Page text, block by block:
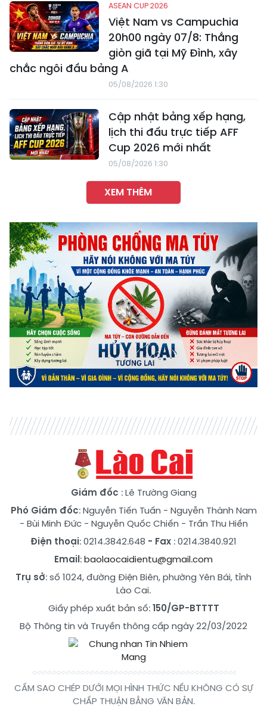
ASEAN CUP 2026
Việt Nam vs Campuchia
20h00 ngày 07/8: Thắng
giòn giã tại Mỹ Đình, xây
chắc ngôi đầu bảng A
05/08/2026 1:30
Cập nhật bảng xếp hạng,
lịch thi đấu trực tiếp AFF
Cup 2026 mới nhất
05/08/2026 1:30
XEM THÊM
Giám đốc : Lê Trường Giang
Phó Giám đốc:Nguyễn Tiến Tuấn - Nguyễn Thành Nam
- Bùi Minh Đức- Nguyễn Quốc Chiến - Trần Thu Hiền
Điện thoại: 0214.3842.648 - Fax : 0214.3840.921
Email:baolaocaidientu@gmail.com
Trụ sở: số 1024, đường Điện Biên, phường Yên Bái, tỉnh
Lào Cai.
Giấy phép xuất bản số:150/GP-BTTTT
Bộ Thông tin và Truyền thông cấp ngày 22/03/2022
CẤM SAO CHÉP DƯỚI MỌI HÌNH THỨC NẾU KHÔNG CÓ SỰ
CHẤP THUẬN BẰNG VĂN BẢN.